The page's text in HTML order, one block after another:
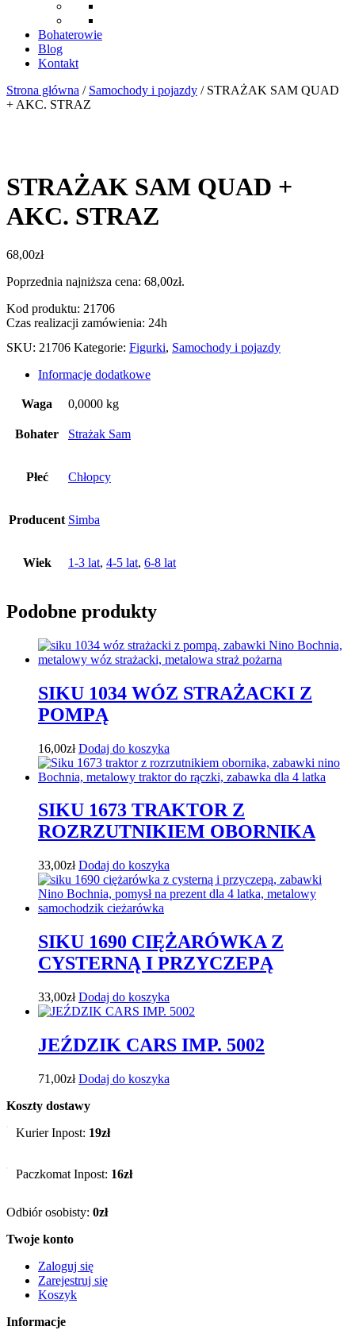
Bohaterowie
Blog
Kontakt
Strona główna / Samochody i pojazdy / STRAŻAK SAM QUAD
+ AKC. STRAZ
STRAŻAK SAM QUAD +
AKC. STRAZ
68,00zł
Poprzednia najniższa cena: 68,00zł.
Kod produktu: 21706
Czas realizacji zamówienia: 24h
SKU: 21706 Kategorie: Figurki, Samochody i pojazdy
Informacje dodatkowe
Waga 0,0000 kg
Bohater Strażak Sam
Płeć Chłopcy
Producent Simba
Wiek 1-3 lat, 4-5 lat, 6-8 lat
Podobne produkty
SIKU 1034 WÓZ STRAŻACKI Z
POMPĄ
16,00zł Dodaj do koszyka
SIKU 1673 TRAKTOR Z
ROZRZUTNIKIEM OBORNIKA
33,00zł Dodaj do koszyka
SIKU 1690 CIĘŻARÓWKA Z
CYSTERNĄ I PRZYCZEPĄ
33,00zł Dodaj do koszyka
JEŹDZIK CARS IMP. 5002
71,00zł Dodaj do koszyka
Koszty dostawy
Kurier Inpost: 19zł
Paczkomat Inpost: 16zł
Odbiór osobisty: 0zł
Twoje konto
Zaloguj się
Zarejestruj się
Koszyk
Informacje